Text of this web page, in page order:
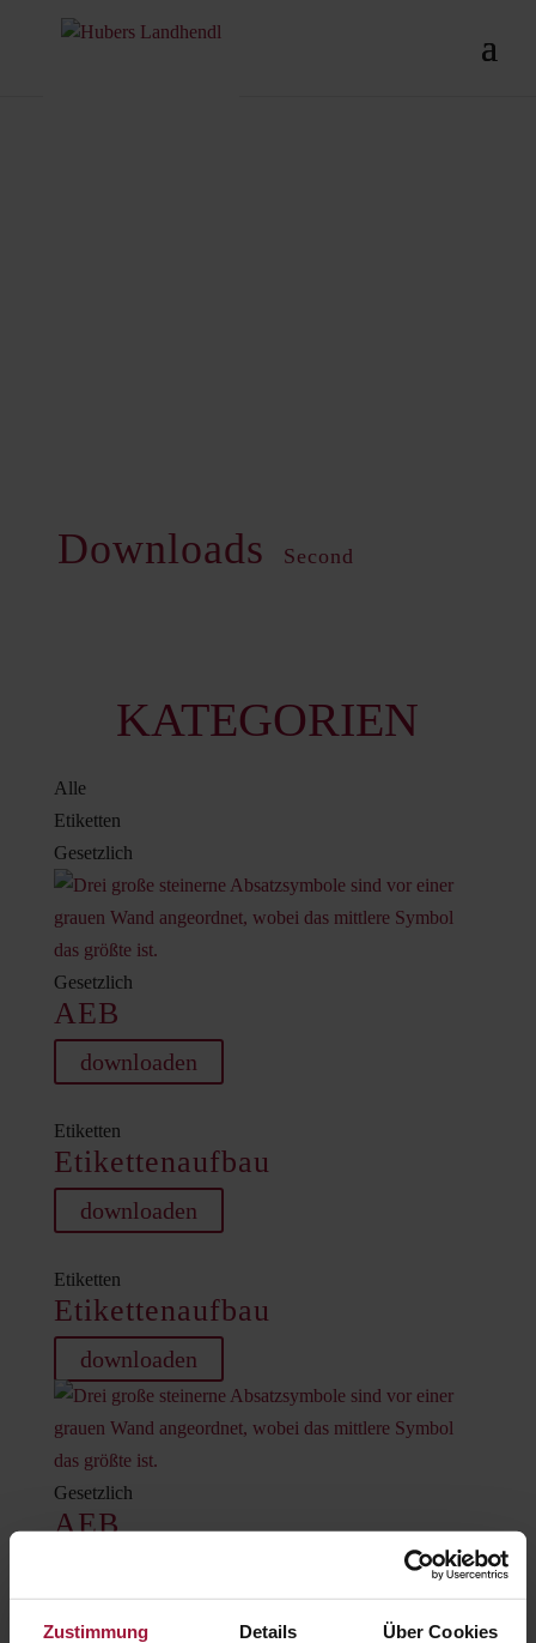
Zustimmung Details Über Cookies
Downloads Second
KATEGORIEN
Alle
Etiketten
Gesetzlich
Gesetzlich
AEB
downloaden
Etiketten
Etikettenaufbau
downloaden
Etiketten
Etikettenaufbau
downloaden
Gesetzlich
AEB